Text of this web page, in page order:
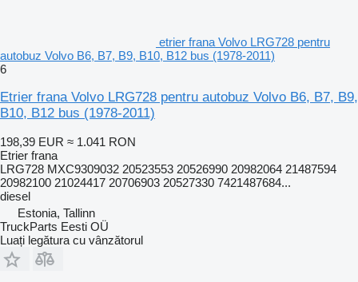
etrier frana Volvo LRG728 pentru
autobuz Volvo B6, B7, B9, B10, B12 bus (1978-2011)
6
Etrier frana Volvo LRG728 pentru autobuz Volvo B6, B7, B9,
B10, B12 bus (1978-2011)
198,39 EUR ≈ 1.041 RON
Etrier frana
LRG728 MXC9309032 20523553 20526990 20982064 21487594
20982100 21024417 20706903 20527330 7421487684...
diesel
Estonia, Tallinn
TruckParts Eesti OÜ
Luați legătura cu vânzătorul